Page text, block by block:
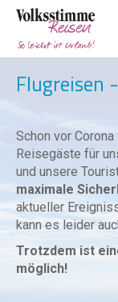
Flugreisen
Schon vor
Reisegäste für
und unsere
maximale
aktueller
kann es leider
Trotzdem ist
möglich!